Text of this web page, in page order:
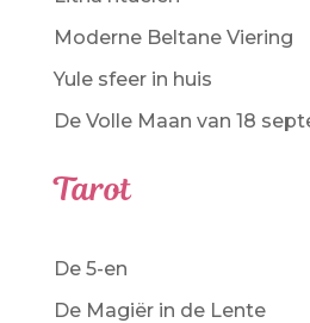
Moderne Beltane Viering
Yule sfeer in huis
De Volle Maan van 18
Tarot
De 5-en
De Magiër in de Lente